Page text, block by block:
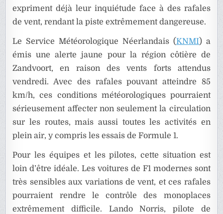
expriment déjà leur inquiétude face à des rafales
de vent, rendant la piste extrêmement dangereuse.
Le Service Météorologique Néerlandais (KNMI) a
émis une alerte jaune pour la région côtière de
Zandvoort, en raison des vents forts attendus
vendredi. Avec des rafales pouvant atteindre 85
km/h, ces conditions météorologiques pourraient
sérieusement affecter non seulement la circulation
sur les routes, mais aussi toutes les activités en
plein air, y compris les essais de Formule 1.
Pour les équipes et les pilotes, cette situation est
loin d’être idéale. Les voitures de F1 modernes sont
très sensibles aux variations de vent, et ces rafales
pourraient rendre le contrôle des monoplaces
extrêmement difficile. Lando Norris, pilote de